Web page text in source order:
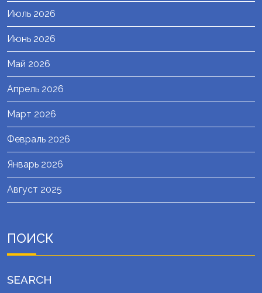
Июль 2026
Июнь 2026
Май 2026
Апрель 2026
Март 2026
Февраль 2026
Январь 2026
Август 2025
ПОИСК
SEARCH